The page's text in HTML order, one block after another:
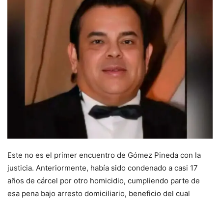
Este no es el primer encuentro de Gómez Pineda con la
justicia. Anteriormente, había sido condenado a casi 17
años de cárcel por otro homicidio, cumpliendo parte de
esa pena bajo arresto domiciliario, beneficio del cual